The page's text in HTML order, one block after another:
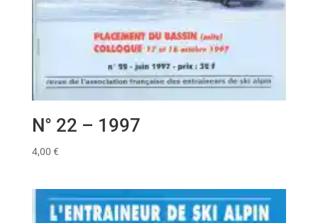
N° 22 – 1997
4,00 €